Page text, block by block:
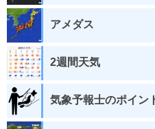
アメダス
2週間天気
気象予報士のポイン